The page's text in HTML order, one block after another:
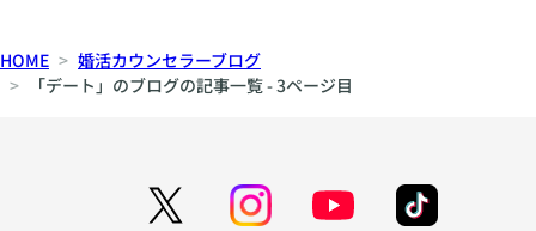
ー
の
HOME
婚活カウンセラーブログ
「デート」のブログの記事一覧 - 3ページ目